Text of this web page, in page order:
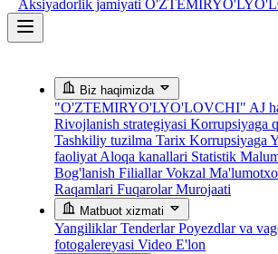
Aksiyadorlik jamiyati
Biz haqimizda
"O'ZTEMIRYO'LYO'LOVCHI" AJ
Rivojlanish strategiyasi Korrupsiyaga
Tashkiliy tuzilma Tarix Korrupsiyaga
faoliyat Aloqa kanallari Statistik
Bog'lanish FiliallarVokzal
Raqamlari Fuqarolar Murojaati
Matbuot xizmati
YangiliklarTenderlarPoyezdlar va
fotogalereyasi Video E'lon